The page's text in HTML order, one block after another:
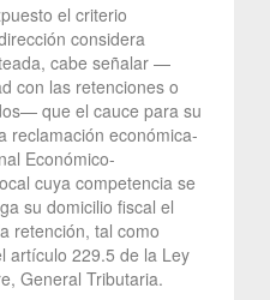
el criterio
considera
cabe señalar —
con las retenciones o
que el cauce para su
reclamación económica-
Económico-
cuya competencia se
su domicilio fiscal el
retención, tal como
artículo 229.5 de la Ley
General Tributaria.